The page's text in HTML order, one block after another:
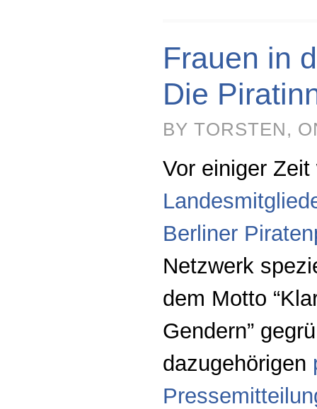
Frauen in
Die
BY TORSTEN,
Vor einiger
Berliner
Netzwerk
dem Motto
Gendern”
dazugehörigen